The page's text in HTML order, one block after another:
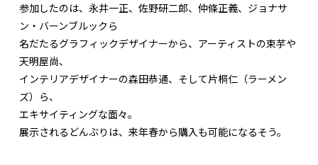
参加したのは、永井一正、佐野研二郎、仲條正義、ジョナサ
ン・バーンブルックら
名だたるグラフィックデザイナーから、アーティストの束芋や
天明屋尚、
インテリアデザイナーの森田恭通、そして片桐仁（ラーメン
ズ）ら、
エキサイティングな面々。
展示されるどんぶりは、来年春から購入も可能になるそう。